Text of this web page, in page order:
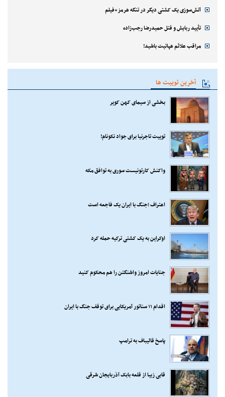
آتش‌سوزی یک کشتی دیگر در تنگه هرمز+فیلم
تأیید ربایش و قتل حمیدرضا رجب‌زاده
مراقب علائم هپاتیت باشید!
آخرین توییت ها
بخشی از سیمای کهن کویر
توییت تاجرنیا برای جواد نکونام!
واکنش کارتونیست سوری به توافق مکه
اعتراف ؛جنگ با ایران یک فاجعه است
اوکراین به یک کشتی ترکیه حمله کرد
جنایات امروز واشنگتن را هم محکوم کنید
اقدام ۱۱ سناتور آمریکایی برای توقف جنگ با ایران
پاسخ قالیباف به ترامپ
قابی زیبا از قلعه بابک آذربایجان شرقی